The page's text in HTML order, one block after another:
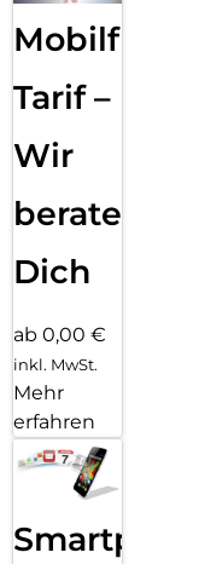
Mobilfunk
Tarif –
Wir
beraten
Dich
ab 0,00 €
inkl. MwSt.
Mehr
erfahren
Smartphone